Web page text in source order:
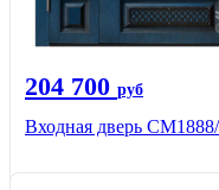
204 700 руб
Входная дверь